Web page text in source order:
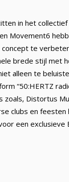
in het collectief
Movement6
te
brede stijl met
alleen te
“50:HERTZ
Distortus
clubs en feesten
een exclusieve